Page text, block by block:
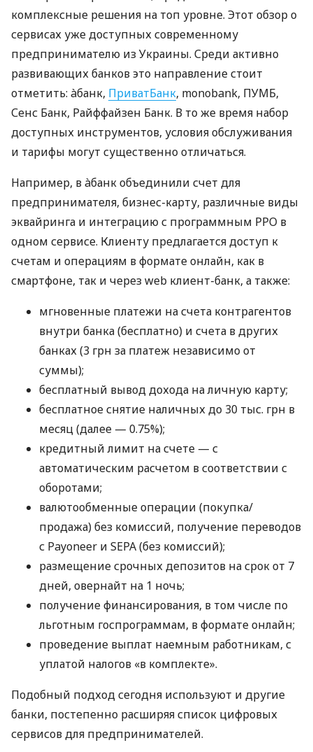
комплексные решения на топ уровне. Этот обзор о
сервисах уже доступных современному
предпринимателю из Украины. Среди активно
развивающих банков это направление стоит
отметить: àбанк, ПриватБанк, monobank, ПУМБ,
Сенс Банк, Райффайзен Банк. В то же время набор
доступных инструментов, условия обслуживания
и тарифы могут существенно отличаться.
Например, в àбанк объединили счет для
предпринимателя, бизнес-карту, различные виды
эквайринга и интеграцию с программным РРО в
одном сервисе. Клиенту предлагается доступ к
счетам и операциям в формате онлайн, как в
смартфоне, так и через web клиент-банк, а также:
мгновенные платежи на счета контрагентов
внутри банка (бесплатно) и счета в других
банках (3 грн за платеж независимо от
суммы);
бесплатный вывод дохода на личную карту;
бесплатное снятие наличных до 30 тыс. грн в
месяц (далее — 0.75%);
кредитный лимит на счете — с
автоматическим расчетом в соответствии с
оборотами;
валютообменные операции (покупка/
продажа) без комиссий, получение переводов
с Payoneer и SEPA (без комиссий);
размещение срочных депозитов на срок от 7
дней, овернайт на 1 ночь;
получение финансирования, в том числе по
льготным госпрограммам, в формате онлайн;
проведение выплат наемным работникам, с
уплатой налогов «в комплекте».
Подобный подход сегодня используют и другие
банки, постепенно расширяя список цифровых
сервисов для предпринимателей.